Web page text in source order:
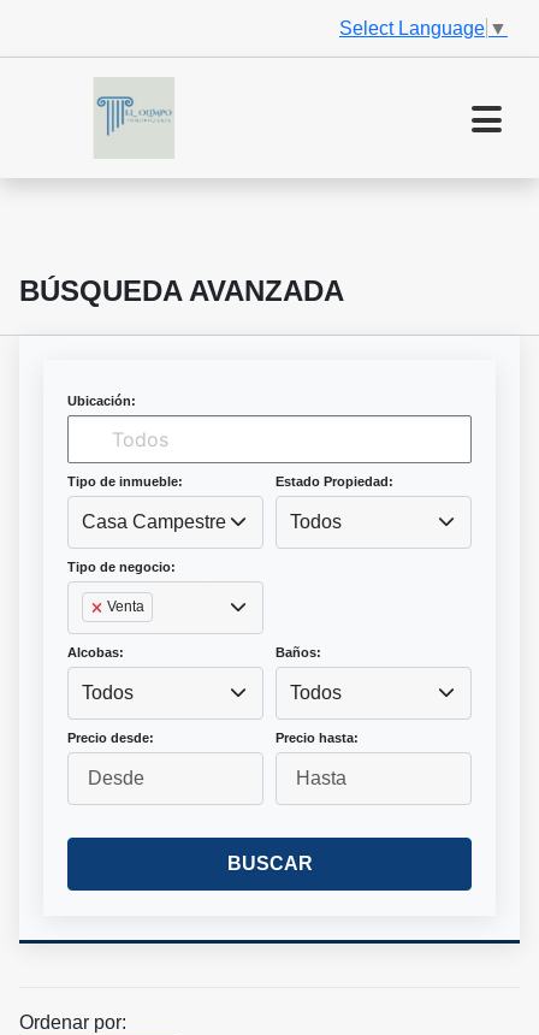
Select Language ▼
BÚSQUEDA AVANZADA
Ubicación:
Tipo de inmueble:
Casa Campestre
Estado Propiedad:
Todos
Tipo de negocio:
Venta
Alcobas:
Todos
Baños:
Todos
Precio desde: Precio hasta:
BUSCAR
Ordenar por: